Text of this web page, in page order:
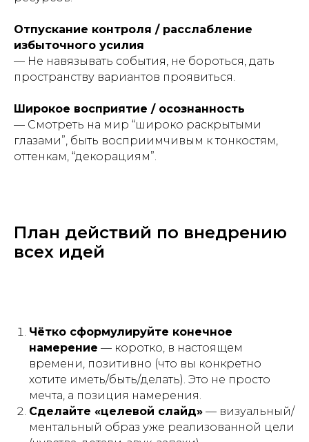
Отпускание контроля / расслабление
избыточного усилия
— Не навязывать события, не бороться, дать
пространству вариантов проявиться.
Широкое восприятие / осознанность
— Смотреть на мир “широко раскрытыми
глазами”, быть восприимчивым к тонкостям,
оттенкам, “декорациям”.
План действий по внедрению
всех идей
Чётко сформулируйте конечное
намерение — коротко, в настоящем
времени, позитивно (что вы конкретно
хотите иметь/быть/делать). Это не просто
мечта, а позиция намерения.
Сделайте «целевой слайд» — визуальный/
ментальный образ уже реализованной цели